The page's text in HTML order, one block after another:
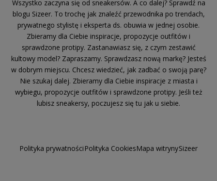
Wszystko zaczyna się od sneakersów. A co dalej? Sprawdź na
blogu Sizeer. To trochę jak znaleźć przewodnika po trendach,
prywatnego stylistę i eksperta ds. obuwia w jednej osobie.
Zbieramy dla Ciebie inspiracje, propozycje outfitów i
sprawdzone protipy. Zastanawiasz się, z czym zestawić
kultowy model? Zapraszamy. Sprawdzasz nową markę? Jesteś
w dobrym miejscu. Chcesz wiedzieć, jak zadbać o swoją parę?
Nie szukaj dalej. Zbieramy dla Ciebie inspiracje z miasta i
wybiegu, propozycje outfitów i sprawdzone protipy. Jeśli też
lubisz sneakersy, poczujesz się tu jak u siebie.
Polityka prywatności Polityka CookiesMapa witrynySizeer